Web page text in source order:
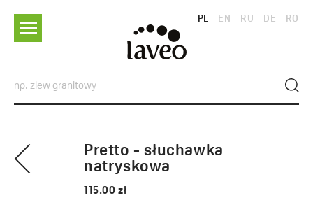
PL EN RU DE RO
Pretto - słuchawka
natryskowa
115.00 zł